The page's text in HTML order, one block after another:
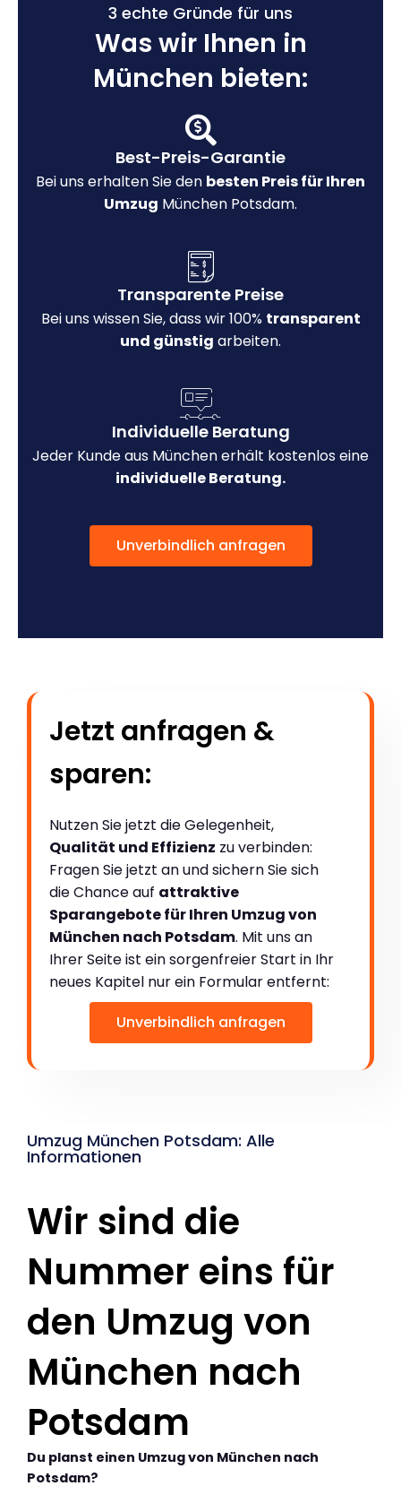
3 echte Gründe für uns
Was wir Ihnen in
München bieten:
Best-Preis-Garantie
Bei uns erhalten Sie den besten Preis für Ihren
Umzug München Potsdam.
Transparente Preise
Bei uns wissen Sie, dass wir 100% transparent
und günstig arbeiten.
Individuelle Beratung
Jeder Kunde aus München erhält kostenlos eine
individuelle Beratung.
Unverbindlich anfragen
Jetzt anfragen &
sparen:
Nutzen Sie jetzt die Gelegenheit,
Qualität und Effizienz zu verbinden:
Fragen Sie jetzt an und sichern Sie sich
die Chance auf attraktive
Sparangebote für Ihren Umzug von
München nach Potsdam. Mit uns an
Ihrer Seite ist ein sorgenfreier Start in Ihr
neues Kapitel nur ein Formular entfernt:
Unverbindlich anfragen
Umzug München Potsdam: Alle
Informationen
Wir sind die
Nummer eins für
den Umzug von
München nach
Potsdam
Du planst einen Umzug von München nach
Potsdam?